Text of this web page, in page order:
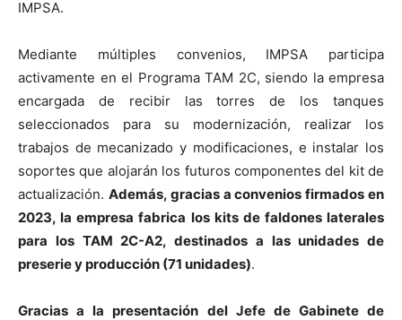
IMPSA.
Mediante múltiples convenios, IMPSA participa
activamente en el Programa TAM 2C, siendo la empresa
encargada de recibir las torres de los tanques
seleccionados para su modernización, realizar los
trabajos de mecanizado y modificaciones, e instalar los
soportes que alojarán los futuros componentes del kit de
actualización. Además, gracias a convenios firmados en
2023, la empresa fabrica los kits de faldones laterales
para los TAM 2C-A2, destinados a las unidades de
preserie y producción (71 unidades).
Gracias a la presentación del Jefe de Gabinete de